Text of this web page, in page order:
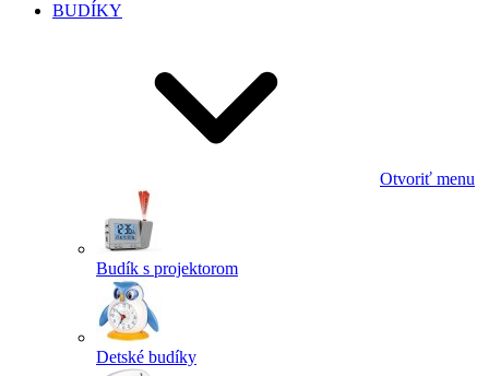
BUDÍKY
Otvoriť menu
Budík s projektorom
Detské budíky